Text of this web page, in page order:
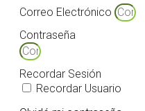
Correo Electrónico
Contraseña
Recordar Sesión
Recordar Usuario